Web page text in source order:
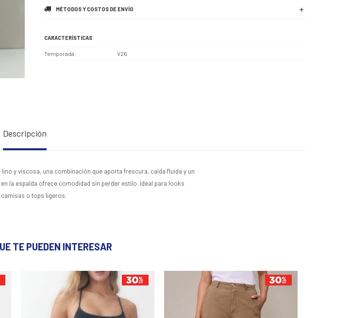
MÉTODOS Y COSTOS DE ENVÍO
CARACTERÍSTICAS
Temporada V26
Descripción
y viscosa, una combinación que aporta frescura, caída fluida y un
la espalda ofrece comodidad sin perder estilo. Ideal para looks
o tops ligeros.
TE PUEDEN INTERESAR